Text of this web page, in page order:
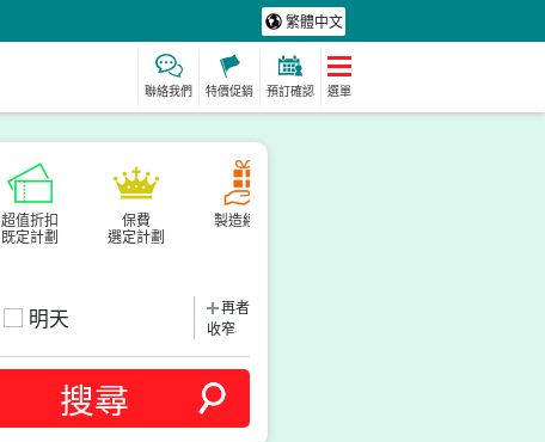
繁體中文
聯絡我們 特價促銷 預訂確認 選單
超值折扣
既定計劃
保費
選定計劃
製造經驗
明天
再者
收窄